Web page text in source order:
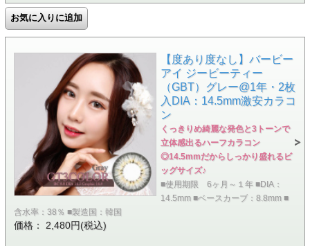
【度あり度なし】バービー
アイ ジービーティー
（GBT）グレー@1年・2枚
入DIA：14.5mm激安カラコ
ン
くっきりめ綺麗な発色と3トーンで
立体感出るハーフカラコン
◎14.5mmだからしっかり盛れるビ
ッグサイズ♪
■使用期限 6ヶ月～１年 ■DIA：
14.5mm ■ベースカーブ：8.8mm ■
含水率：38％ ■製造国：韓国
価格： 2,480円(税込)